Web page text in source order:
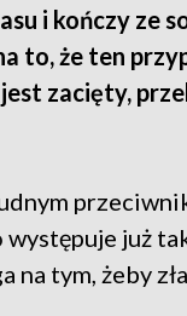
i kończy ze
to, że ten
zacięty,
występuje już
na tym, żeby